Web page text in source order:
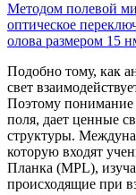
Методом полевой
оптическое
олова размером 15
Подобно тому, как
свет
Поэтому понимание
поля, дает ценные
структуры.
которую входят
Планка (MPL),
происходящие при